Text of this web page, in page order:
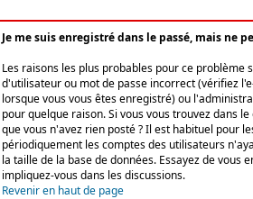
Je me suis enregistré dans le passé, mais ne
Les raisons les plus probables pour ce problème
d'utilisateur ou mot de passe incorrect (vérifiez
lorsque vous vous êtes enregistré) ou
pour quelque raison. Si vous vous trouvez dans
que vous n'avez rien posté ? Il est habituel pour
périodiquement les comptes des utilisateurs
la taille de la base de données. Essayez de vous
impliquez-vous dans les discussions.
Revenir en haut de page